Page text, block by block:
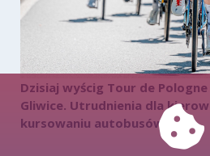
Dzisiaj wyścig Tour de
Gliwice. Utrudnienia dla
kursowaniu autobusów